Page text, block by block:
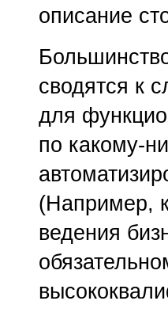
описание
сводятся к
для
по какому-
(Например,
ведения